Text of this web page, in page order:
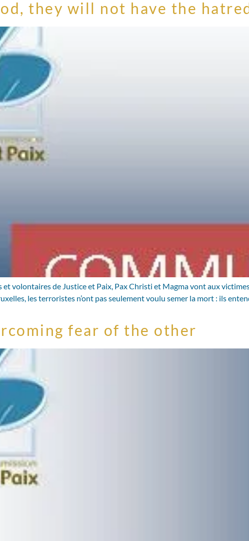
they will not have the
et volontaires de Justice et Paix, Pax Christi et Magma vont aux
les terroristes n’ont pas seulement voulu semer la mort : ils
fear of the other